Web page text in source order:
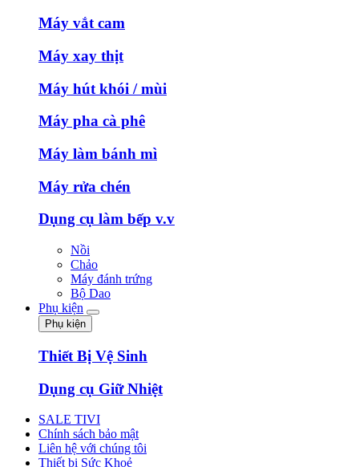
Máy vắt cam
Máy xay thịt
Máy hút khói / mùi
Máy pha cà phê
Máy làm bánh mì
Máy rửa chén
Dụng cụ làm bếp v.v
Nồi
Chảo
Máy đánh trứng
Bộ Dao
Phụ kiện
Phụ kiện
Thiết Bị Vệ Sinh
Dụng cụ Giữ Nhiệt
SALE TIVI
Chính sách bảo mật
Liên hệ với chúng tôi
Thiết bị Sức Khoẻ